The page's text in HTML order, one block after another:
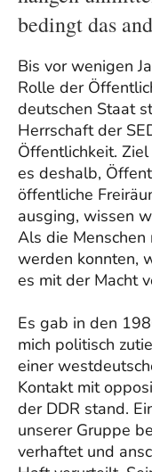
bedingt das
Bis vor wenigen
Rolle der
deutschen Staat
Herrschaft der
Öffentlichkeit.
es deshalb,
öffentliche
ausging, wissen
Als die Menschen
werden konnten,
es mit der Macht
Es gab in den
mich politisch
einer
Kontakt mit
der DDR stand.
unserer Gruppe
verhaftet und